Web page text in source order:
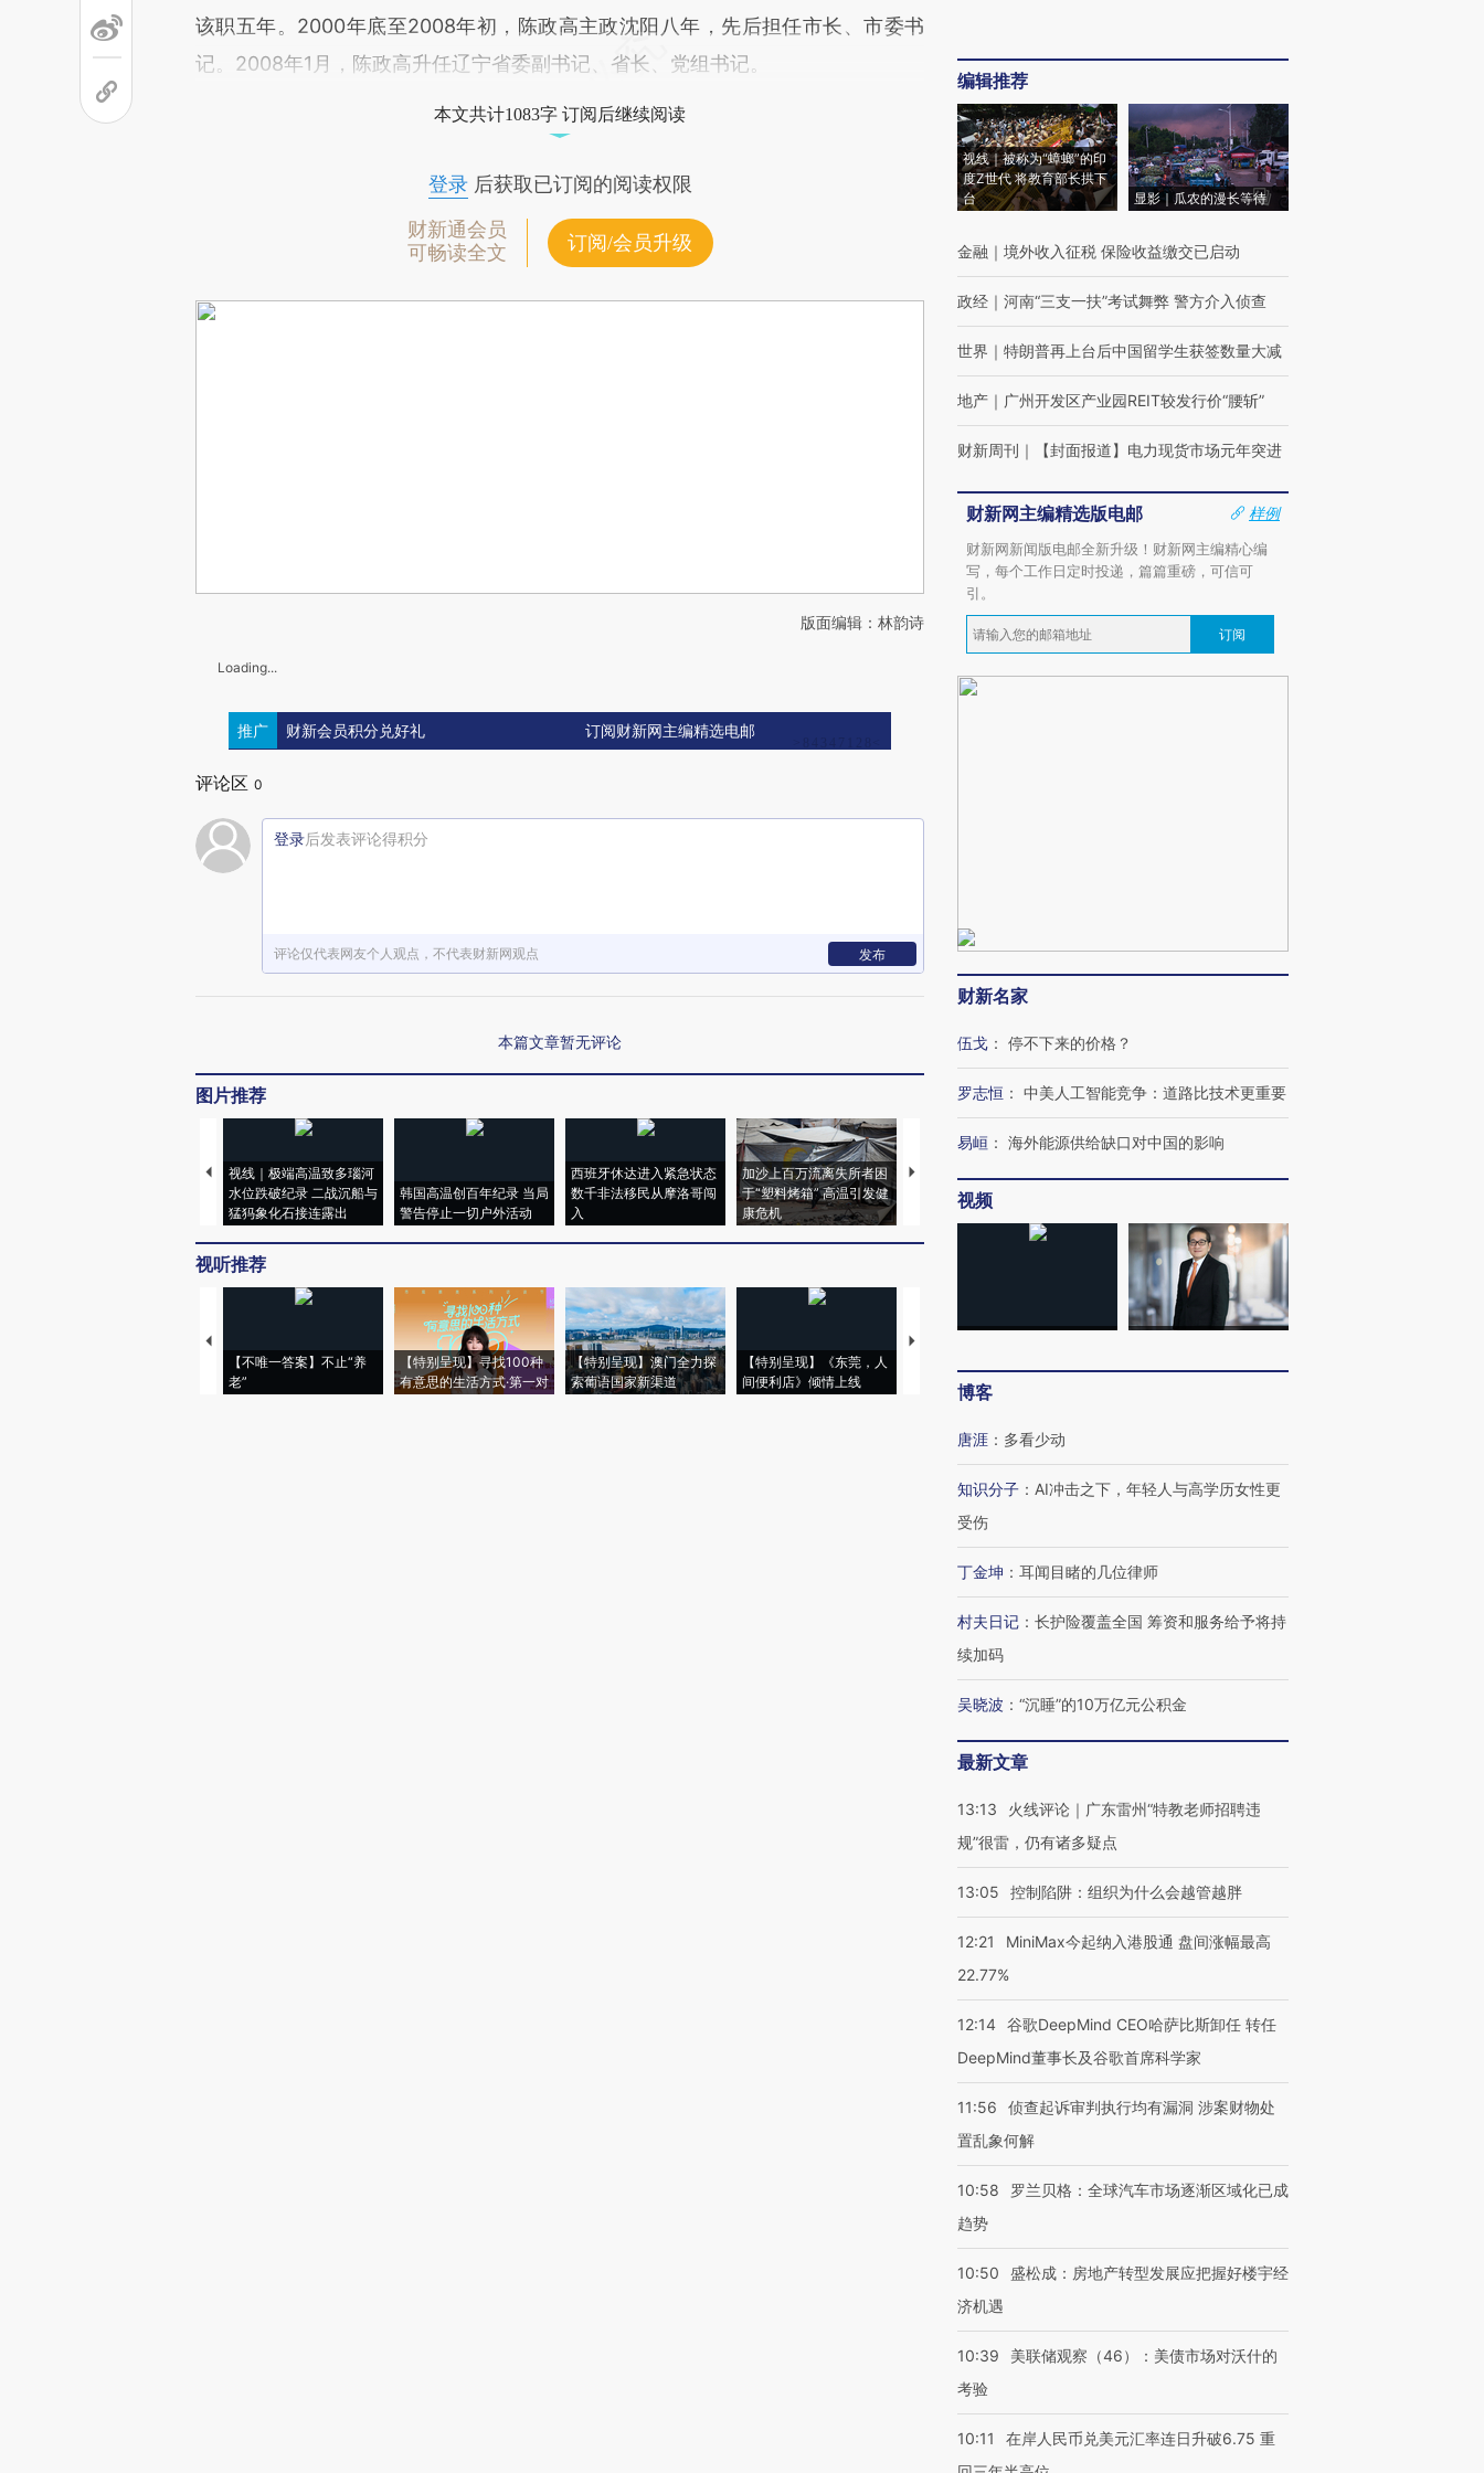
该职五年。2000年底至2008年初，陈政高主政沈阳八年，先后担任市长、市委书
记。2008年1月，陈政高升任辽宁省委副书记、省长、党组书记。
本文共计1083字 订阅后继续阅读
登录后获取已订阅的阅读权限
财新通会员
可畅读全文
订阅/会员升级
版面编辑：林韵诗
Loading...
推广 财新会员积分兑好礼 订阅财新网主编精选电邮
评论区 0
登录后发表评论得积分
评论仅代表网友个人观点，不代表财新网观点 发布
本篇文章暂无评论
图片推荐
视线｜极端高温致多瑙河
水位跌破纪录 二战沉船与
猛犸象化石接连露出
韩国高温创百年纪录 当局
警告停止一切户外活动
西班牙休达进入紧急状态
数千非法移民从摩洛哥闯
入
加沙上百万流离失所者困
于“塑料烤箱” 高温引发健
康危机
马航飞行员跨国走私7万
粒摇头丸 尿检体内含3种
视听推荐
【不唯一答案】不止“养
老”
【特别呈现】寻找100种
有意思的生活方式·第一对
【特别呈现】澳门全力探
索葡语国家新渠道
【特别呈现】《东莞，人
间便利店》倾情上线
【推广】走进第四届链博
编辑推荐
视线｜被称为“蟑螂”的印
度Z世代 将教育部长拱下
台
显影｜瓜农的漫长等待
金融 ｜ 境外收入征税 保险收益缴交已启动
政经 ｜ 河南“三支一扶”考试舞弊 警方介入侦查
世界 ｜ 特朗普再上台后中国留学生获签数量大减
地产 ｜ 广州开发区产业园REIT较发行价“腰斩”
财新周刊 ｜ 【封面报道】电力现货市场元年突进
财新网主编精选版电邮
样例
财新网新闻版电邮全新升级！财新网主编精心编
写，每个工作日定时投递，篇篇重磅，可信可
引。
订阅
财新名家
伍戈 ： 停不下来的价格？
罗志恒 ： 中美人工智能竞争：道路比技术更重要
易峘 ： 海外能源供给缺口对中国的影响
视频
博客
唐涯 ： 多看少动
知识分子 ： AI冲击之下，年轻人与高学历女性更
受伤
丁金坤 ： 耳闻目睹的几位律师
村夫日记 ： 长护险覆盖全国 筹资和服务给予将持
续加码
吴晓波 ： “沉睡”的10万亿元公积金
最新文章
13:13
火线评论｜广东雷州“特教老师招聘违
规”很雷，仍有诸多疑点
13:05 控制陷阱：组织为什么会越管越胖
12:21
MiniMax今起纳入港股通 盘间涨幅最高
22.77%
12:14 谷歌DeepMind CEO哈萨比斯卸任 转任
DeepMind董事长及谷歌首席科学家
11:56
侦查起诉审判执行均有漏洞 涉案财物处
置乱象何解
10:58
罗兰贝格：全球汽车市场逐渐区域化已成
趋势
10:50
盛松成：房地产转型发展应把握好楼宇经
济机遇
10:39
美联储观察（46）：美债市场对沃什的
考验
10:11
在岸人民币兑美元汇率连日升破6.75 重